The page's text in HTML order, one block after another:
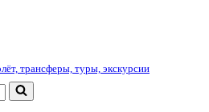
трансферы, туры, экскурсии